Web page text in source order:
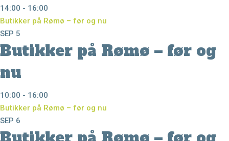
14:00 - 16:00
Butikker på Rømø – før og nu
SEP 5
Butikker på Rømø – før og
nu
10:00 - 16:00
Butikker på Rømø – før og nu
SEP 6